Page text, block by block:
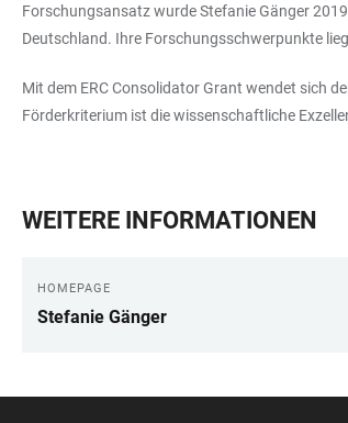
Forschungsansatz wurde Stefanie Gänger
Deutschland. Ihre Forschungsschwerpunkte
Mit dem ERC Consolidator Grant wendet sich
Förderkriterium ist die wissenschaftliche
WEITERE INFORMATIONEN
HOMEPAGE
Stefanie Gänger